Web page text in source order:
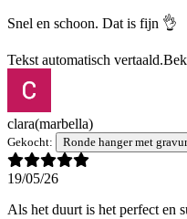
Snel en schoon. Dat is fijn 👌
Tekst automatisch vertaald.
clara(marbella)
Gekocht: Ronde hanger met
19/05/26
Als het duurt is het perfect en